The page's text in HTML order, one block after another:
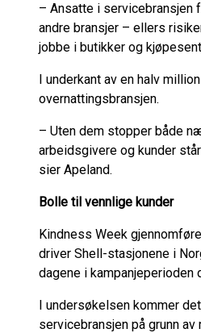
– Ansatte i servicebransjen
andre bransjer – ellers
jobbe i butikker og
I underkant av en halv
overnattingsbransjen.
– Uten dem stopper både
arbeidsgivere og kunder
sier Apeland.
Bolle til vennlige kunder
Kindness Week
driver Shell-stasjonene i
dagene i
I undersøkelsen kommer
servicebransjen på grunn